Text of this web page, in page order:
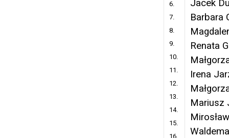
6.
7.
8.
9.
10.
11.
12.
13.
14.
15.
16.
Jacek
Barbara
Renata
Irena
Mariusz